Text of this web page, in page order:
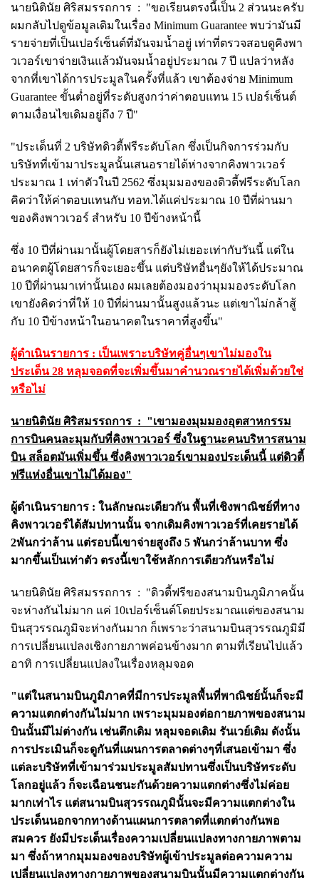
นายนิตินัย ศิริสมรรถการ : "ขอเรียนตรงนี้เป็น 2 ส่วนนะครับ
ผมกลับไปดูข้อมูลเดิมในเรื่อง Minimum Guarantee พบว่ามันมี
รายจ่ายที่เป็นเปอร์เซ็นต์ที่มันจมน้ำอยู่ เท่าที่ตรวจสอบดูคิงพา
วเวอร์เขาจ่ายเงินแล้วมันจมน้ำอยู่ประมาณ 7 ปี แปลว่าหลัง
จากที่เขาได้การประมูลในครั้งที่แล้ว เขาต้องจ่าย Minimum
Guarantee ขั้นต่ำอยู่ที่ระดับสูงกว่าค่าตอบแทน 15 เปอร์เซ็นต์
ตามเงื่อนไขเดิมอยู่ถึง 7 ปี"
"ประเด็นที่ 2 บริษัทดิวตี้ฟรีระดับโลก ซึ่งเป็นกิจการร่วมกับ
บริษัทที่เข้ามาประมูลนั้นเสนอรายได้ห่างจากคิงพาวเวอร์
ประมาณ 1 เท่าตัวในปี 2562 ซึ่งมุมมองของดิวตี้ฟรีระดับโลก
คิดว่าให้ค่าตอบแทนกับ ทอท.ได้แค่ประมาณ 10 ปีที่ผ่านมา
ของคิงพาวเวอร์ สำหรับ 10 ปีข้างหน้านี้
ซึ่ง 10 ปีที่ผ่านมานั้นผู้โดยสารก็ยังไม่เยอะเท่ากับวันนี้ แต่ใน
อนาคตผู้โดยสารก็จะเยอะขึ้น แต่บริษัทอื่นๆยังให้ได้ประมาณ
10 ปีที่ผ่านมาเท่านั้นเอง ผมเลยต้องมองว่ามุมมองระดับโลก
เขายังคิดว่าที่ให้ 10 ปีที่ผ่านมานั้นสูงแล้วนะ แต่เขาไม่กล้าสู้
กับ 10 ปีข้างหน้าในอนาคตในราคาที่สูงขึ้น"
ผู้ดำเนินรายการ : เป็นเพราะบริษัทคู่อื่นๆเขาไม่มองใน
ประเด็น 28 หลุมจอดที่จะเพิ่มขึ้นมาคำนวณรายได้เพิ่มด้วยใช่
หรือไม่
นายนิตินัย ศิริสมรรถการ : "เขามองมุมมองอุตสาหกรรม
การบินคนละมุมกับที่คิงพาวเวอร์ ซึ่งในฐานะคนบริหารสนาม
บิน สล็อตมันเพิ่มขึ้น ซึ่งคิงพาวเวอร์เขามองประเด็นนี้ แต่ดิวตี้
ฟรีแห่งอื่นเขาไม่ได้มอง"
ผู้ดำเนินรายการ : ในลักษณะเดียวกัน พื้นที่เชิงพาณิชย์ที่ทาง
คิงพาวเวอร์ได้สัมปทานนั้น จากเดิมคิงพาวเวอร์ที่เคยรายได้
2พันกว่าล้าน แต่รอบนี้เขาจ่ายสูงถึง 5 พันกว่าล้านบาท ซึ่ง
มากขึ้นเป็นเท่าตัว ตรงนี้เขาใช้หลักการเดียวกันหรือไม่
นายนิตินัย ศิริสมรรถการ : "ดิวตี้ฟรีของสนามบินภูมิภาคนั้น
จะห่างกันไม่มาก แค่ 10เปอร์เซ็นต์โดยประมาณแต่ของสนาม
บินสุวรรณภูมิจะห่างกันมาก ก็เพราะว่าสนามบินสุวรรณภูมิมี
การเปลี่ยนแปลงเชิงกายภาพค่อนข้างมาก ตามที่เรียนไปแล้ว
อาทิ การเปลี่ยนแปลงในเรื่องหลุมจอด
"แต่ในสนามบินภูมิภาคที่มีการประมูลพื้นที่พาณิชย์นั้นก็จะมี
ความแตกต่างกันไม่มาก เพราะมุมมองต่อกายภาพของสนาม
บินนั้นมีไม่ต่างกัน เช่นตึกเดิม หลุมจอดเดิม รันเวย์เดิม ดังนั้น
การประเมินก็จะดูกันที่แผนการตลาดต่างๆที่เสนอเข้ามา ซึ่ง
แต่ละบริษัทที่เข้ามาร่วมประมูลสัมปทานซึ่งเป็นบริษัทระดับ
โลกอยู่แล้ว ก็จะเฉือนชนะกันด้วยความแตกต่างซึ่งไม่ค่อย
มากเท่าไร แต่สนามบินสุวรรณภูมินั้นจะมีความแตกต่างใน
ประเด็นนอกจากทางด้านแผนการตลาดที่แตกต่างกันพอ
สมควร ยังมีประเด็นเรื่องความเปลี่ยนแปลงทางกายภาพตาม
มา ซึ่งถ้าหากมุมมองของบริษัทผู้เข้าประมูลต่อความความ
เปลี่ยนแปลงทางกายภาพของสนามบินนั้นมีความแตกต่างกัน